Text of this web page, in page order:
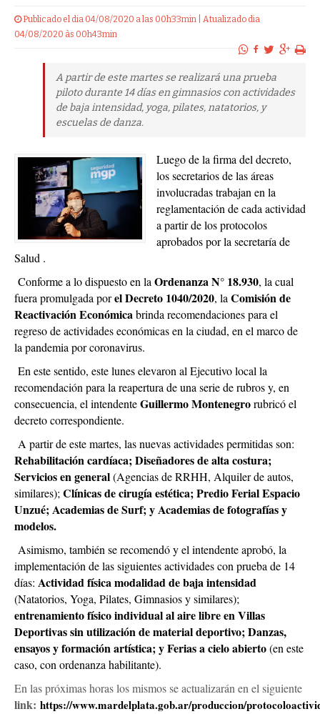
Publicado el dia 04/08/2020 a las 00h33min | Atualizado dia
04/08/2020 às 00h43min
A partir de este martes se realizará una prueba
piloto durante 14 días en gimnasios con actividades
de baja intensidad, yoga, pilates, natatorios, y
escuelas de danza.
Luego de la firma del decreto,
los secretarios de las áreas
involucradas trabajan en la
reglamentación de cada actividad
a partir de los protocolos
aprobados por la secretaría de
Salud .
Conforme a lo dispuesto en la Ordenanza N° 18.930, la cual
fuera promulgada porel Decreto 1040/2020, la Comisión de
Reactivación Económicabrinda recomendaciones para el
regreso de actividades económicas en la ciudad, en el marco de
la pandemia por coronavirus.
En este sentido, este lunes elevaron al Ejecutivo local la
recomendación para la reapertura de una serie de rubros y, en
consecuencia, el intendenteGuillermo Montenegrorubricó el
decreto correspondiente.
A partir de este martes, las nuevas actividades permitidas son:
Rehabilitación cardíaca; Diseñadores de alta costura;
Servicios en general(Agencias de RRHH, Alquiler de autos,
similares); Clínicas de cirugía estética; Predio Ferial Espacio
Unzué; Academias de Surf; y Academias de fotografías y
modelos.
Asimismo, también se recomendó y el intendente aprobó, la
implementación de las siguientes actividades con prueba de 14
días: Actividad física modalidad de baja intensidad
(Natatorios, Yoga, Pilates, Gimnasios y similares);
entrenamiento físico individual al aire libre en Villas
Deportivas sin utilización de material deportivo; Danzas,
ensayos y formación artística; y Ferias a cielo abierto(en este
caso, con ordenanza habilitante).
En las próximas horas los mismos se actualizarán en el siguiente
link: https://www.mardelplata.gob.ar/produccion/